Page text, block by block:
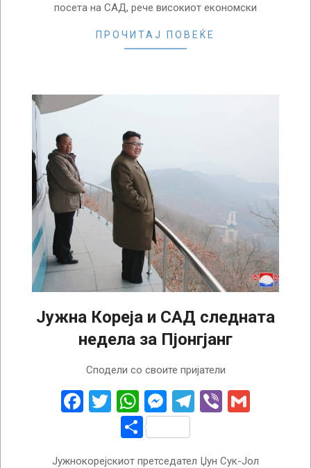
посета на САД, рече високиот економски
ПРОЧИТАЈ ПОВЕЌЕ
Јужна Кореја и САД следната
недела за Пјонгјанг
Сподели со своите пријатели
Facebook
Twitter
WhatsApp
Messenger
Telegram
Viber
Share
Јужнокорејскиот претседател Џун Сук-Јол